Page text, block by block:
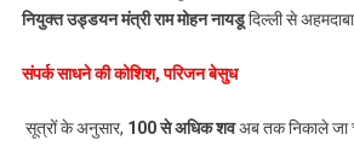
नियुक्त उड्डयन मंत्री राम मोहन नायडूदिल्ली से
संपर्क साधने की कोशिश,परिजन बेसुध
सूत्रों के अनुसार, 100से अधिक शवअब तक निकाले जा